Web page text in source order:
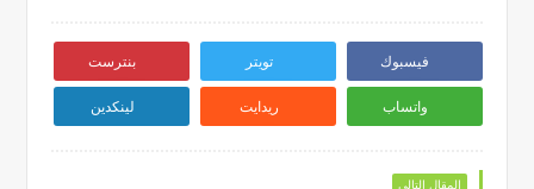
فيسبوك تويتر بنترست
واتساب ريدايت لينكدين
المقال التالي